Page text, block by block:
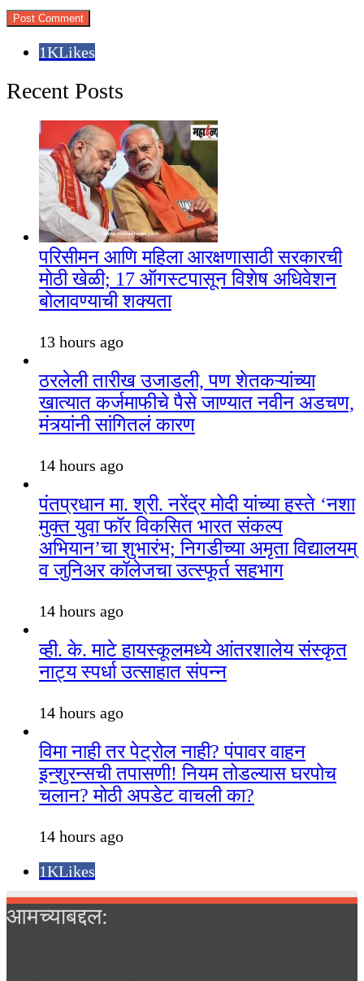
1KLikes
Recent Posts
परिसीमन आणि महिला आरक्षणासाठी सरकारची
मोठी खेळी; 17 ऑगस्टपासून विशेष अधिवेशन
बोलावण्याची शक्यता
13 hours ago
ठरलेली तारीख उजाडली, पण शेतकऱ्यांच्या
खात्यात कर्जमाफीचे पैसे जाण्यात नवीन अडचण,
मंत्र्यांनी सांगितलं कारण
14 hours ago
पंतप्रधान मा. श्री. नरेंद्र मोदी यांच्या हस्ते ‘नशा
मुक्त युवा फॉर विकसित भारत संकल्प
अभियान’चा शुभारंभ; निगडीच्या अमृता विद्यालयम्
व जुनिअर कॉलेजचा उत्स्फूर्त सहभाग
14 hours ago
व्ही. के. माटे हायस्कूलमध्ये आंतरशालेय संस्कृत
नाट्य स्पर्धा उत्साहात संपन्न
14 hours ago
विमा नाही तर पेट्रोल नाही? पंपावर वाहन
इन्शुरन्सची तपासणी! नियम तोडल्यास घरपोच
चलान? मोठी अपडेट वाचली का?
14 hours ago
1KLikes
आमच्याबद्दल: